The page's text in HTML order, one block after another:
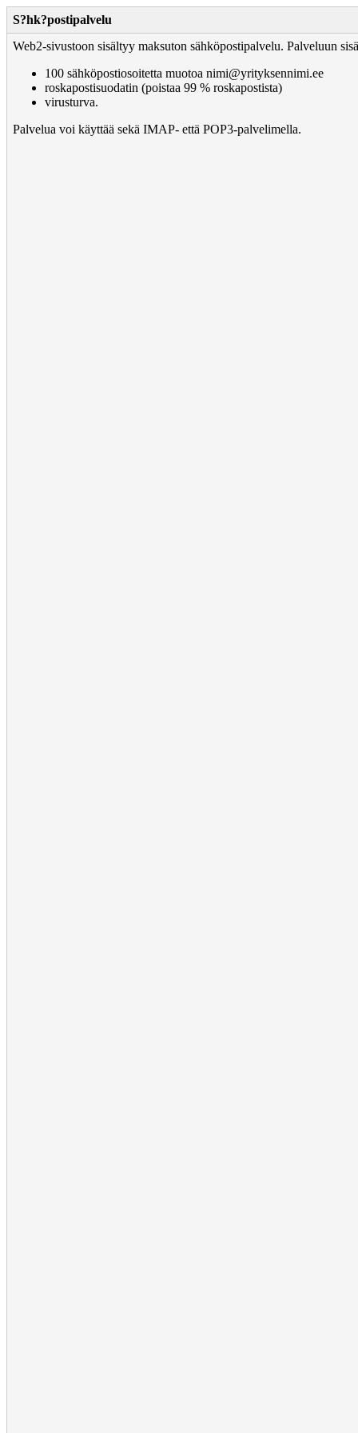
S?hk?postipalvelu
Web2-sivustoon sisältyy maksuton sähköpostipalvelu. Palveluun
100 sähköpostiosoitetta muotoa nimi@yrityksennimi.ee
roskapostisuodatin (poistaa 99 % roskapostista)
virusturva.
Palvelua voi käyttää sekä IMAP- että POP3-palvelimella.